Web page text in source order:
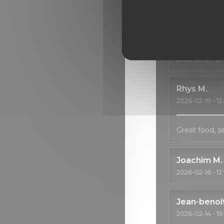
Good
2026-02-21-
Rhys M
2026-02-19 -
Great food,
Joachim M
2026-02-16 -
Jean-
2026-02-14 -